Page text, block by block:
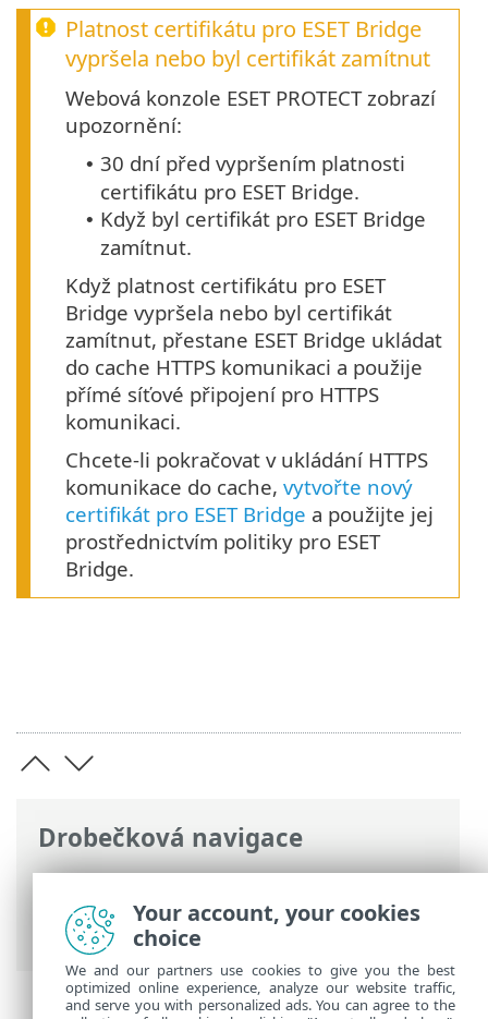
Drobečková navigace
ESET Online nápověda>ESET Bridge>
Úvod k ESET Bridge> Cachování HTTPS
komunikace
Platnost certifikátu pro ESET Bridge
vypršela nebo byl certifikát zamítnut
Webová konzole ESET PROTECT zobrazí
upozornění:
• 30 dní před vypršením platnosti
certifikátu pro ESET Bridge.
• Když byl certifikát pro ESET Bridge
zamítnut.
Když platnost certifikátu pro ESET
Bridge vypršela nebo byl certifikát
zamítnut, přestane ESET Bridge ukládat
do cache HTTPS komunikaci a použije
přímé síťové připojení pro HTTPS
komunikaci.
Chcete-li pokračovat v ukládání HTTPS
komunikace do cache, vytvořte nový
certifikát pro ESET Bridge a použijte jej
prostřednictvím politiky pro ESET
Bridge.
Your account, your cookies
choice
We and our partners use cookies to give you the best
optimized online experience, analyze our website traffic,
and serve you with personalized ads. You can agree to the